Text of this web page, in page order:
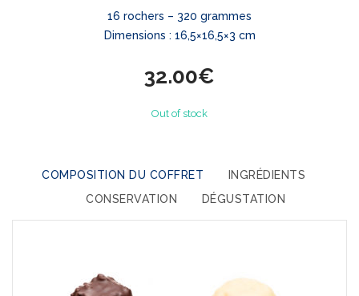
16 rochers – 320 grammes
Dimensions : 16,5×16,5×3 cm
32.00€
Out of stock
COMPOSITION DU COFFRET
INGRÉDIENTS
CONSERVATION
DÉGUSTATION